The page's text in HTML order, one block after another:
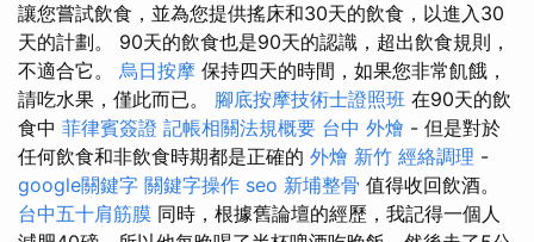
讓您嘗試飲食，並為您提供搖床和30天的飲食，以進入30
天的計劃。 90天的飲食也是90天的認識，超出飲食規則，
不適合它。 烏日按摩 保持四天的時間，如果您非常飢餓，
請吃水果，僅此而已。 腳底按摩技術士證照班 在90天的飲
食中 菲律賓簽證 記帳相關法規概要 台中 外燴 - 但是對於
任何飲食和非飲食時期都是正確的 外燴 新竹 經絡調理 -
google關鍵字 關鍵字操作 seo 新埔整骨 值得收回飲酒。
台中五十肩筋膜 同時，根據舊論壇的經歷，我記得一個人